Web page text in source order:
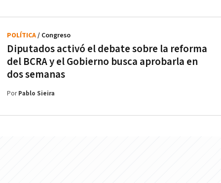
Diputados activó el debate sobre la reforma
del BCRA y el Gobierno busca aprobarla en
dos semanas
POLÍTICA/ Congreso
PorPablo Sieira